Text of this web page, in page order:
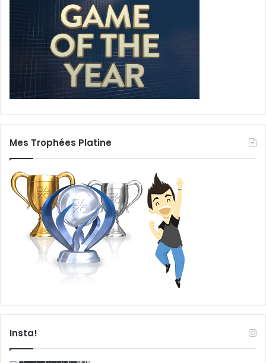
Mes Trophées Platine
Insta!